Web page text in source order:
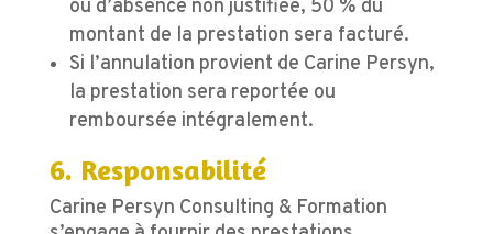
ou d’absence non justifiée, 50 % du
montant de la prestation sera facturé.
Si l’annulation provient de Carine Persyn,
la prestation sera reportée ou
remboursée intégralement.
6. Responsabilité
Carine Persyn Consulting & Formation